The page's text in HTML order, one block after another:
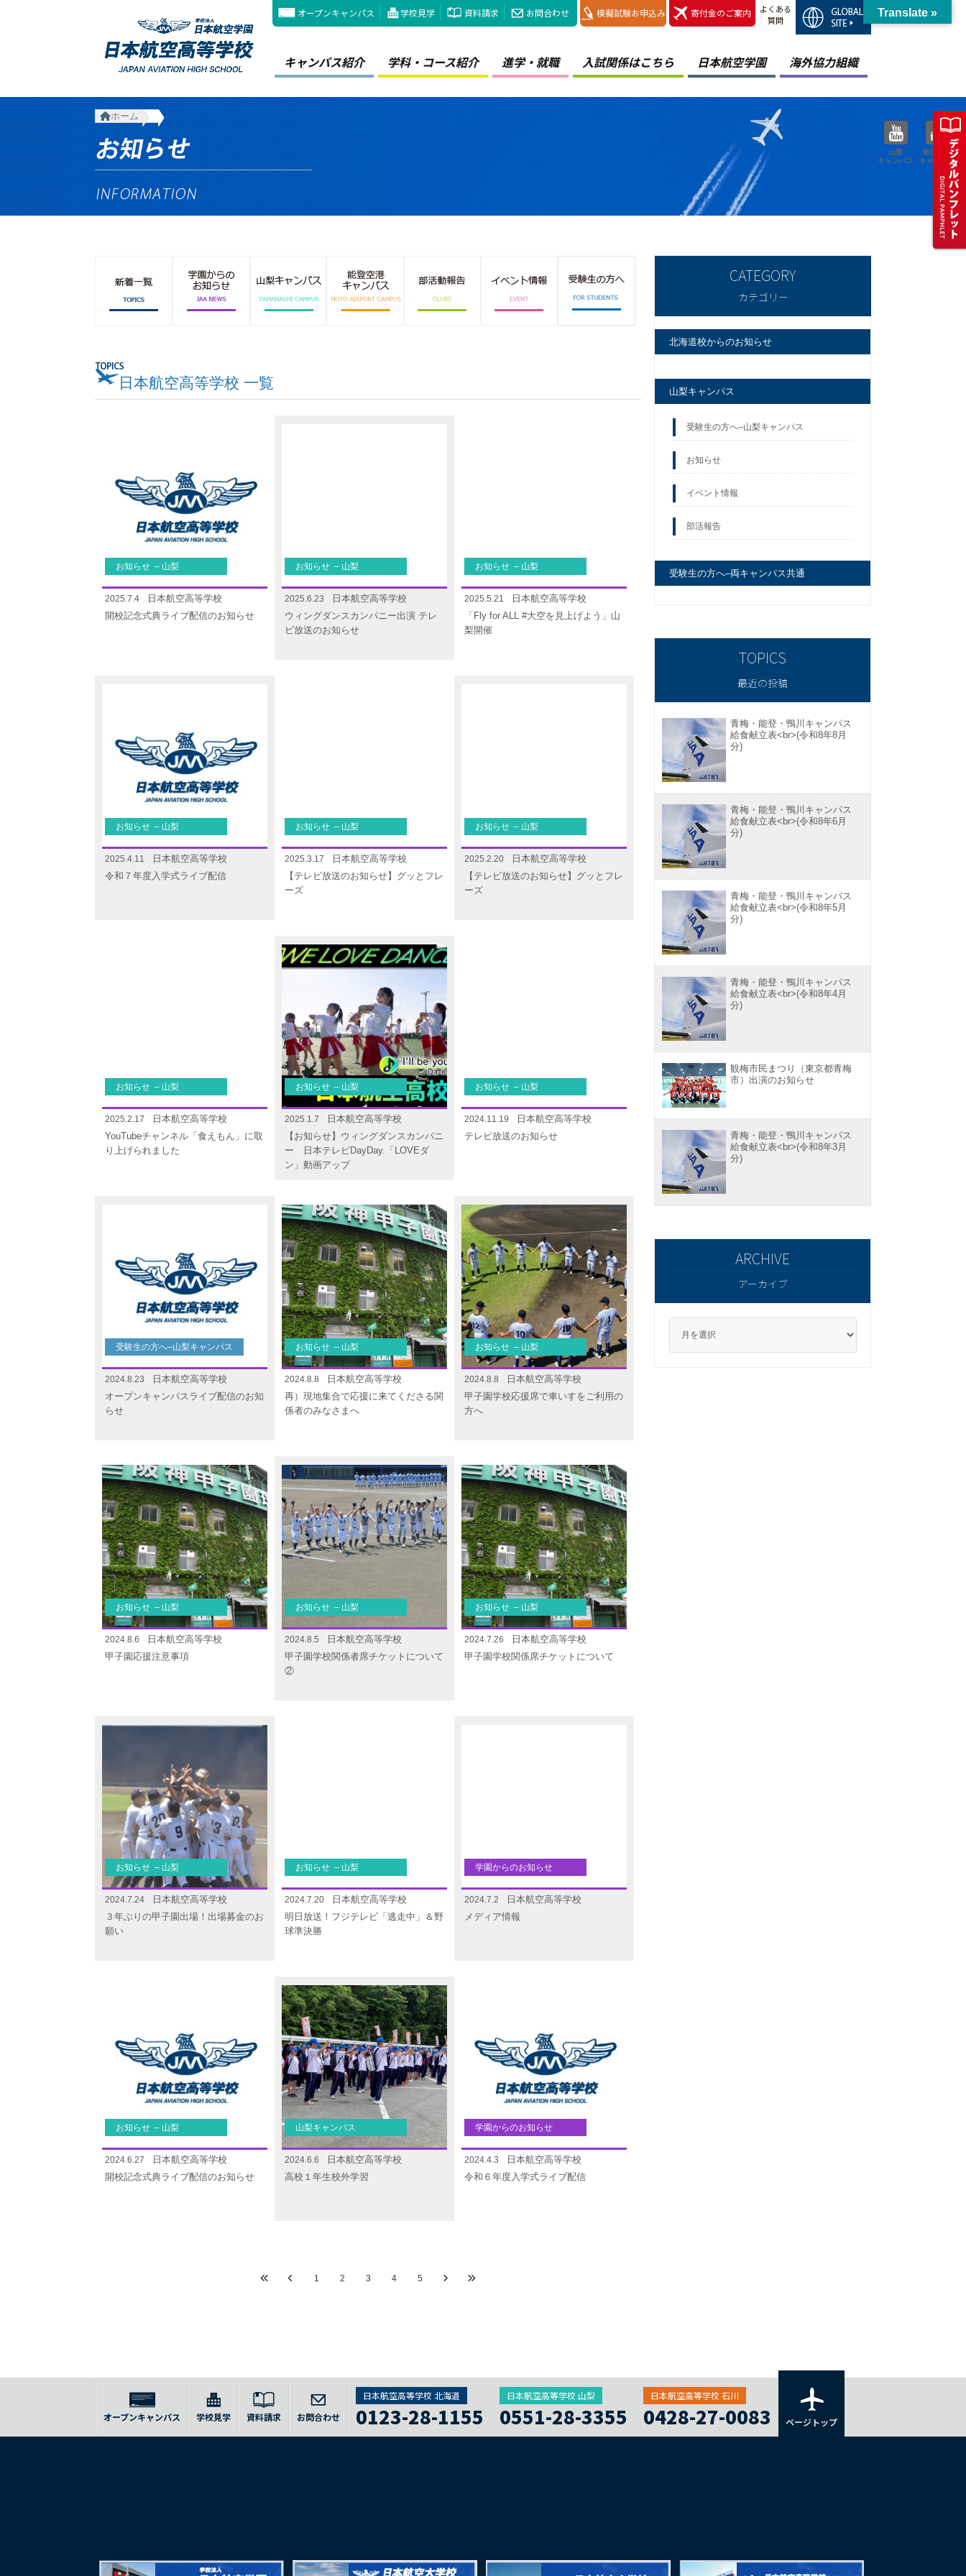
オープンキャンパス 学校見学 資料請求 お問合わせ 模擬試験お申込み 寄付金のご案内
よくある
質問
キャンパス紹介 学科・コース紹介 進学・就職 入試関係はこちら 日本航空学園 海外協力組織
山梨
キャンパス
能登空港
キャンパス
ホーム
日本航空高等学校 一覧
2025.7.4
日本航空高等学校
開校記念式典ライブ配信のお知らせ
お知らせ – 山梨
2025.6.23
日本航空高等学校
ウィングダンスカンパニー出演 テレ
ビ放送のお知らせ
お知らせ – 山梨
2025.5.21
日本航空高等学校
「Fly for ALL #大空を見上げよう」山
梨開催
お知らせ – 山梨
2025.4.11
日本航空高等学校
令和７年度入学式ライブ配信
お知らせ – 山梨
2025.3.17
日本航空高等学校
【テレビ放送のお知らせ】グッとフレ
ーズ
お知らせ – 山梨
2025.2.20
日本航空高等学校
【テレビ放送のお知らせ】グッとフレ
ーズ
お知らせ – 山梨
2025.2.17
日本航空高等学校
YouTubeチャンネル「食えもん」に取
り上げられました
お知らせ – 山梨
2025.1.7
日本航空高等学校
【お知らせ】ウィングダンスカンパニ
ー 日本テレビDayDay.「LOVEダ
ン」動画アップ
お知らせ – 山梨
2024.11.19
日本航空高等学校
テレビ放送のお知らせ
お知らせ – 山梨
2024.8.23
日本航空高等学校
オープンキャンパスライブ配信のお知
らせ
受験生の方へ–山梨キャンパス
2024.8.8
日本航空高等学校
再）現地集合で応援に来てくださる関
係者のみなさまへ
お知らせ – 山梨
2024.8.8
日本航空高等学校
甲子園学校応援席で車いすをご利用の
方へ
お知らせ – 山梨
2024.8.6
日本航空高等学校
甲子園応援注意事項
お知らせ – 山梨
2024.8.5
日本航空高等学校
甲子園学校関係者席チケットについて
②
お知らせ – 山梨
2024.7.26
日本航空高等学校
甲子園学校関係席チケットについて
お知らせ – 山梨
2024.7.24
日本航空高等学校
３年ぶりの甲子園出場！出場募金のお
願い
お知らせ – 山梨
2024.7.20
日本航空高等学校
明日放送！フジテレビ「逃走中」＆野
球準決勝
お知らせ – 山梨
2024.7.2
日本航空高等学校
メディア情報
学園からのお知らせ
2024.6.27
日本航空高等学校
開校記念式典ライブ配信のお知らせ
お知らせ – 山梨
2024.6.6
日本航空高等学校
高校１年生校外学習
山梨キャンパス
2024.4.3
日本航空高等学校
令和６年度入学式ライブ配信
学園からのお知らせ
1 2 3 4 5
カテゴリー
北海道校からのお知らせ
山梨キャンパス
受験生の方へ–山梨キャンパス
お知らせ
イベント情報
部活報告
受験生の方へ–両キャンパス共通
最近の投稿
青梅・能登・鴨川キャンパス
給食献立表<br>(令和8年8月
分)
青梅・能登・鴨川キャンパス
給食献立表<br>(令和8年6月
分)
青梅・能登・鴨川キャンパス
給食献立表<br>(令和8年5月
分)
青梅・能登・鴨川キャンパス
給食献立表<br>(令和8年4月
分)
観梅市民まつり（東京都青梅
市）出演のお知らせ
青梅・能登・鴨川キャンパス
給食献立表<br>(令和8年3月
分)
アーカイブ
オープンキャンパス 学校見学 資料請求 お問合わせ
日本航空高等学校 北海道
0123-28-1155
日本航空高等学校 山梨
0551-28-3355
日本航空高等学校 石川
0428-27-0083 ページトップ
Translate »